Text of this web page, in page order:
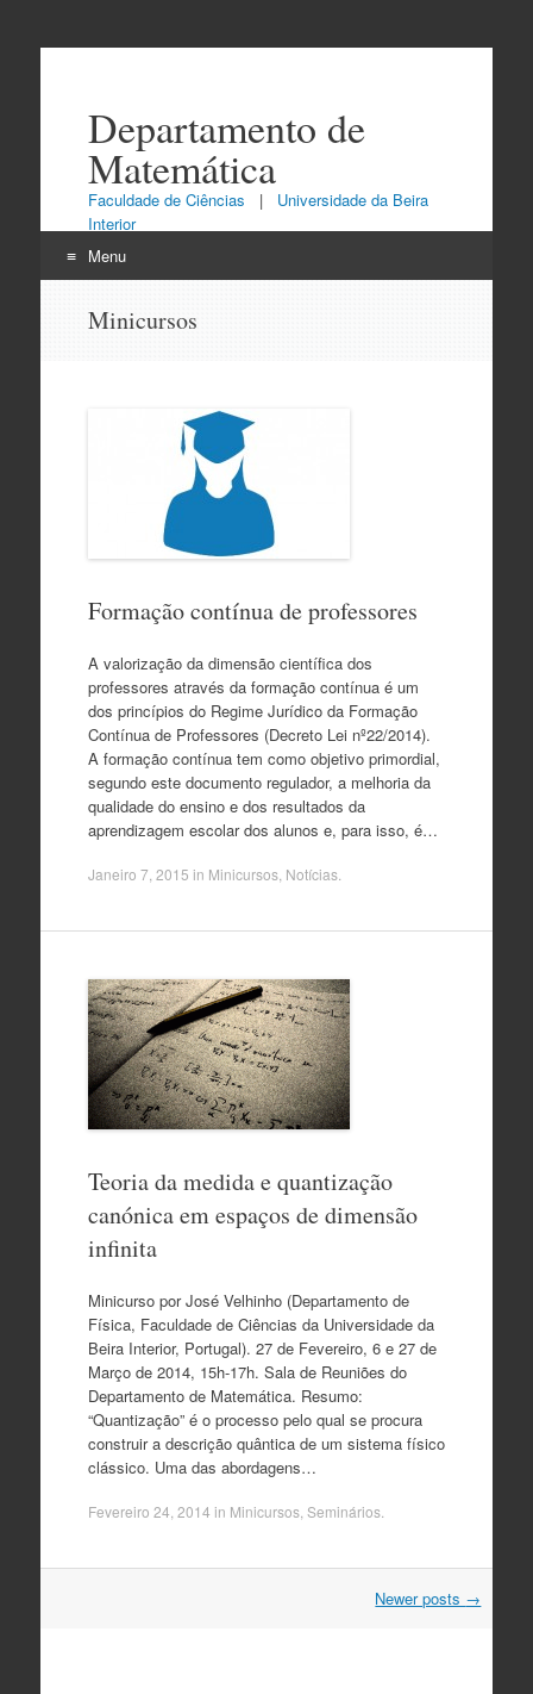
Departamento de
Matemática
Faculdade de Ciências |
Universidade da Beira
Interior
Menu
Minicursos
Formação contínua de professores
A valorização da dimensão científica dos
professores através da formação contínua é um
dos princípios do Regime Jurídico da Formação
Contínua de Professores (Decreto Lei nº22/2014).
A formação contínua tem como objetivo primordial,
segundo este documento regulador, a melhoria da
qualidade do ensino e dos resultados da
aprendizagem escolar dos alunos e, para isso, é…
Janeiro 7, 2015 in Minicursos, Notícias.
Teoria da medida e quantização
canónica em espaços de dimensão
infinita
Minicurso por José Velhinho (Departamento de
Física, Faculdade de Ciências da Universidade da
Beira Interior, Portugal). 27 de Fevereiro, 6 e 27 de
Março de 2014, 15h-17h. Sala de Reuniões do
Departamento de Matemática. Resumo:
“Quantização” é o processo pelo qual se procura
construir a descrição quântica de um sistema físico
clássico. Uma das abordagens…
Fevereiro 24, 2014 in Minicursos, Seminários.
Newer posts →